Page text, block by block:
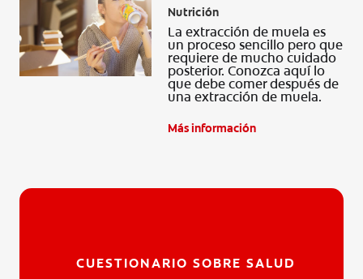
Nutrición
La extracción de muela es
un proceso sencillo pero que
requiere de mucho cuidado
posterior. Conozca aquí lo
que debe comer después de
una extracción de muela.
Más información
CUESTIONARIO SOBRE SALUD